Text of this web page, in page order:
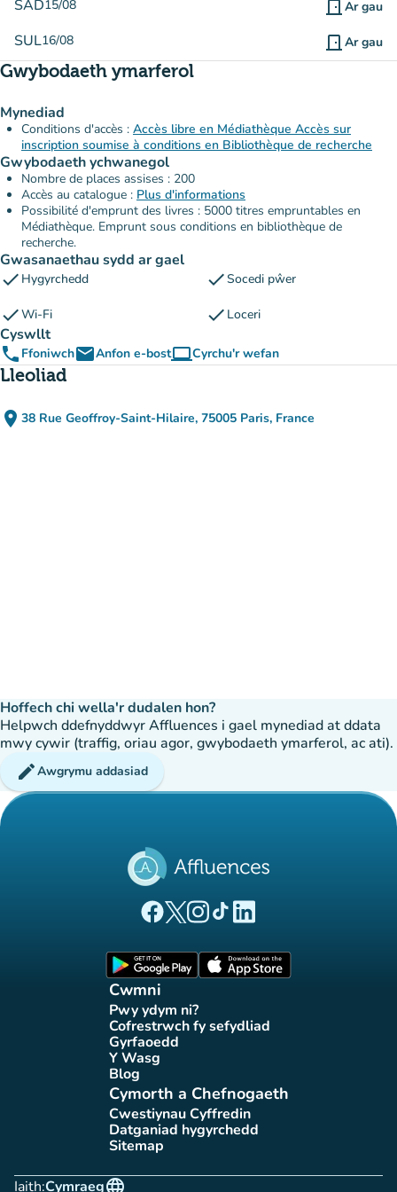
SAD15/08 door_front Ar gau
SUL16/08 door_front Ar gau
Gwybodaeth ymarferol
Mynediad
Conditions d'accès : Accès libre en Médiathèque Accès sur
inscription soumise à conditions en Bibliothèque de recherche
Gwybodaeth ychwanegol
Nombre de places assises : 200
Accès au catalogue : Plus d'informations
Possibilité d'emprunt des livres : 5000 titres empruntables en
Médiathèque. Emprunt sous conditions en bibliothèque de
recherche.
Gwasanaethau sydd ar gael
check Hygyrchedd checkSocedi pŵer
checkWi-Fi check Loceri
Cyswllt
phone FfoniwchemailAnfon e-bostcomputerCyrchu'r wefan
(tab newydd)
Lleoliad
place 38 Rue Geoffroy-Saint-Hilaire, 75005 Paris, France
(agor yn Google Maps)
(tab newydd)
Hoffech chi wella'r dudalen hon?
Helpwch ddefnyddwyr Affluences i gael mynediad at ddata
mwy cywir (traffig, oriau agor, gwybodaeth ymarferol, ac ati).
editAwgrymu addasiad
(tab newydd)
(tab newydd)
(tab newydd)
(tab newydd)
(tab newydd)
Cwmni
Pwy ydym ni?
(tab newydd)
Cofrestrwch fy sefydliad
(tab newydd)
Gyrfaoedd(tab newydd)
Y Wasg(tab newydd)
Blog(tab newydd)
Cymorth a Chefnogaeth
Cwestiynau Cyffredin
(tab newydd)
Datganiad hygyrchedd
(tab newydd)
Sitemap(tab newydd)
Iaith:
language
Cymraeg